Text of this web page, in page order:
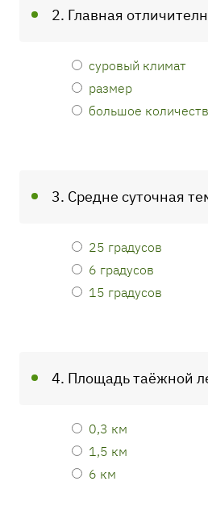
2. Главная
суровый климат
размер
большое
3. Средне суточная
25 градусов
6 градусов
15 градусов
4. Площадь таёжной
0,3 км
1,5 км
6 км